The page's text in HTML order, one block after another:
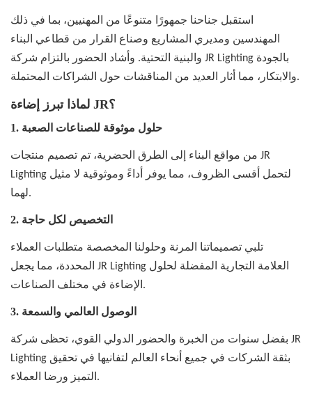
استقبل جناحنا جمهورًا متنوعًا من المهنيين، بما في ذلك
المهندسين ومديري المشاريع وصناع القرار من قطاعي البناء
والبنية التحتية. وأشاد الحضور بالتزام شركة JR Lighting بالجودة
والابتكار، مما أثار العديد من المناقشات حول الشراكات المحتملة.
لماذا تبرز إضاءة JR؟
1. حلول موثوقة للصناعات الصعبة
من مواقع البناء إلى الطرق الحضرية، تم تصميم منتجات JR
Lighting لتحمل أقسى الظروف، مما يوفر أداءً وموثوقية لا مثيل
لهما.
2. التخصيص لكل حاجة
تلبي تصميماتنا المرنة وحلولنا المخصصة متطلبات العملاء
المحددة، مما يجعل JR Lighting العلامة التجارية المفضلة لحلول
الإضاءة في مختلف الصناعات.
3. الوصول العالمي والسمعة
بفضل سنوات من الخبرة والحضور الدولي القوي، تحظى شركة JR
Lighting بثقة الشركات في جميع أنحاء العالم لتفانيها في تحقيق
التميز ورضا العملاء.